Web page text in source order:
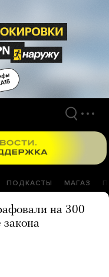
ПОДКАСТЫ МАГАЗ
на 300